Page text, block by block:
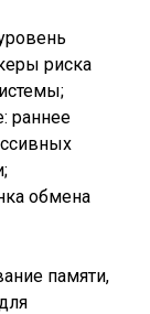
риска
: раннее
обмена
памяти,